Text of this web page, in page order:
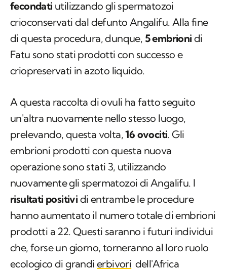
fecondati utilizzando gli spermatozoi
crioconservati dal defunto Angalifu. Alla fine
di questa procedura, dunque, 5 embrioni di
Fatu sono stati prodotti con successo e
criopreservati in azoto liquido.
A questa raccolta di ovuli ha fatto seguito
un'altra nuovamente nello stesso luogo,
prelevando, questa volta,16 ovociti. Gli
embrioni prodotti con questa nuova
operazione sono stati 3, utilizzando
nuovamente gli spermatozoi di Angalifu. I
risultati positivi di entrambe le procedure
hanno aumentato il numero totale di embrioni
prodotti a 22. Questi saranno i futuri individui
che, forse un giorno, torneranno al loro ruolo
ecologico di grandi erbivori dell'Africa